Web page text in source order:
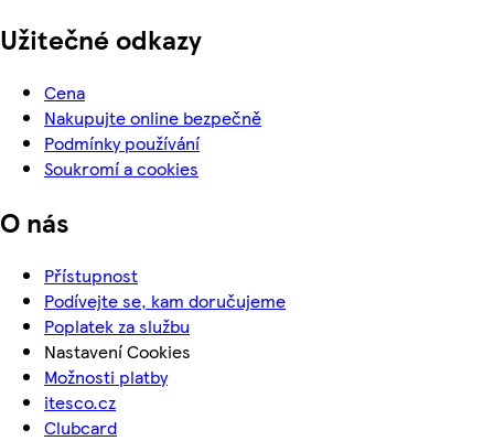
Užitečné odkazy
Cena
Nakupujte online bezpečně
Podmínky používání
Soukromí a cookies
O nás
Přístupnost
Podívejte se, kam doručujeme
Poplatek za službu
Nastavení Cookies
Možnosti platby
itesco.cz
Clubcard